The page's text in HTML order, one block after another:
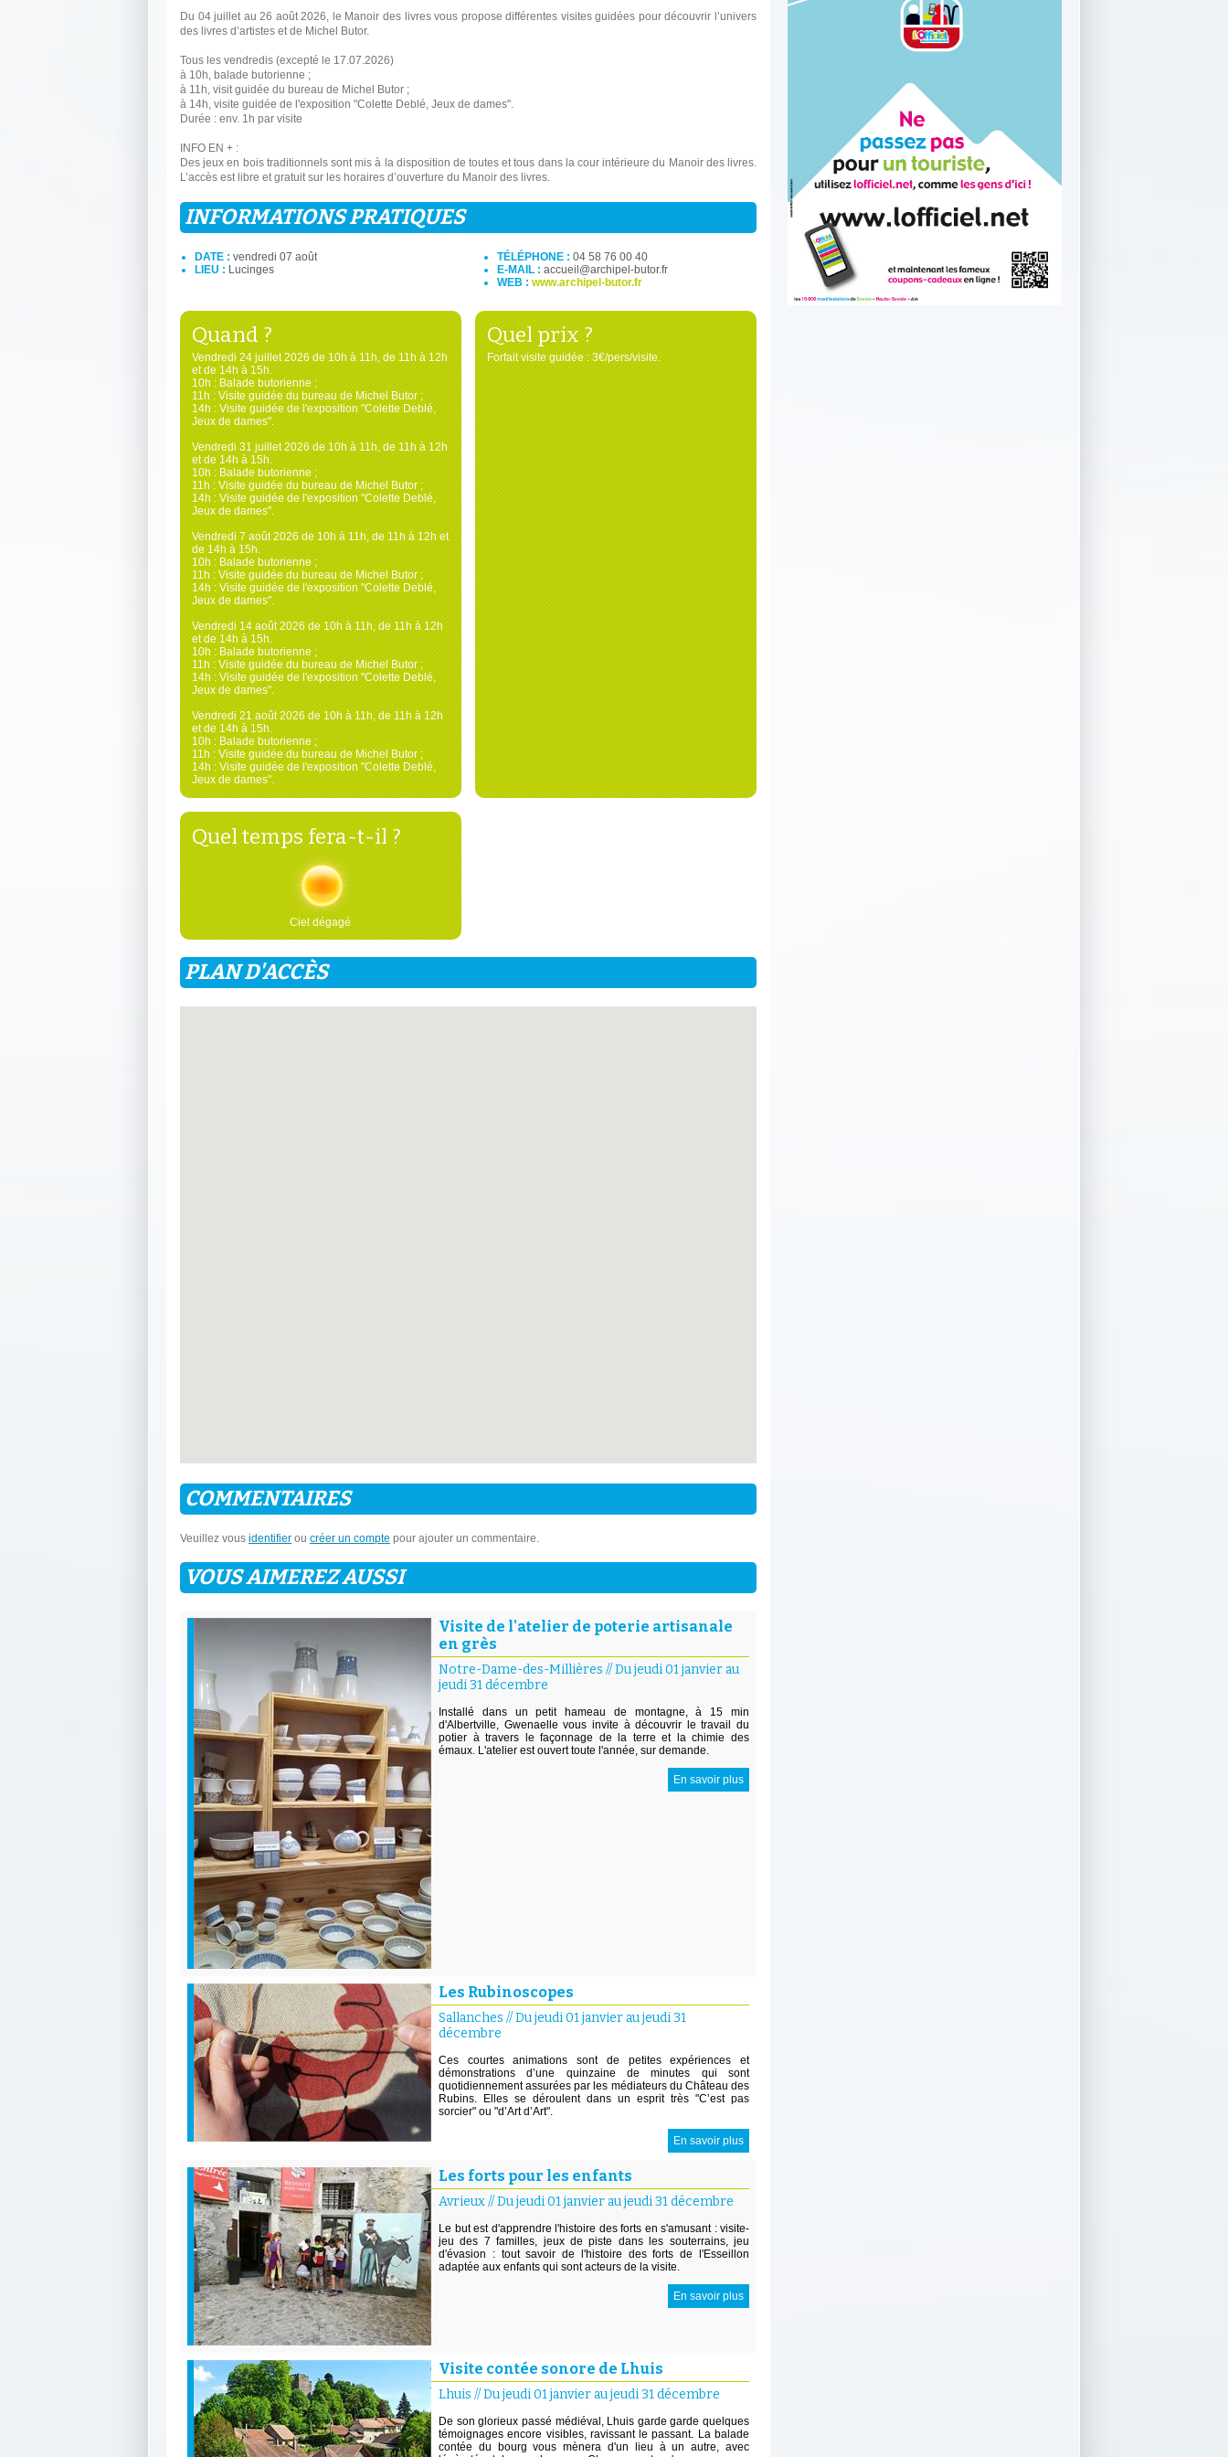
Du 04 juillet au 26 août 2026, le Manoir des livres vous propose différentes visites guidées pour découvrir l’univers
des livres d’artistes et de Michel Butor.
Tous les vendredis (excepté le 17.07.2026)
à 10h, balade butorienne ;
à 11h, visit guidée du bureau de Michel Butor ;
à 14h, visite guidée de l'exposition "Colette Deblé, Jeux de dames".
Durée : env. 1h par visite
INFO EN + :
Des jeux en bois traditionnels sont mis à la disposition de toutes et tous dans la cour intérieure du Manoir des livres.
L’accès est libre et gratuit sur les horaires d’ouverture du Manoir des livres.
INFORMATIONS PRATIQUES
DATE : vendredi 07 août
LIEU : Lucinges
TÉLÉPHONE : 04 58 76 00 40
E-MAIL : accueil@archipel-butor.fr
WEB : www.archipel-butor.fr
Quand ?
Vendredi 24 juillet 2026 de 10h à 11h, de 11h à 12h
et de 14h à 15h.
10h : Balade butorienne ;
11h : Visite guidée du bureau de Michel Butor ;
14h : Visite guidée de l'exposition "Colette Deblé,
Jeux de dames".
Vendredi 31 juillet 2026 de 10h à 11h, de 11h à 12h
et de 14h à 15h.
10h : Balade butorienne ;
11h : Visite guidée du bureau de Michel Butor ;
14h : Visite guidée de l'exposition "Colette Deblé,
Jeux de dames".
Vendredi 7 août 2026 de 10h à 11h, de 11h à 12h et
de 14h à 15h.
10h : Balade butorienne ;
11h : Visite guidée du bureau de Michel Butor ;
14h : Visite guidée de l'exposition "Colette Deblé,
Jeux de dames".
Vendredi 14 août 2026 de 10h à 11h, de 11h à 12h
et de 14h à 15h.
10h : Balade butorienne ;
11h : Visite guidée du bureau de Michel Butor ;
14h : Visite guidée de l'exposition "Colette Deblé,
Jeux de dames".
Vendredi 21 août 2026 de 10h à 11h, de 11h à 12h
et de 14h à 15h.
10h : Balade butorienne ;
11h : Visite guidée du bureau de Michel Butor ;
14h : Visite guidée de l'exposition "Colette Deblé,
Jeux de dames".
Quel prix ?
Forfait visite guidée : 3€/pers/visite.
Quel temps fera-t-il ?
Ciel dégagé
PLAN D'ACCÈS
COMMENTAIRES
Veuillez vous identifier ou créer un compte pour ajouter un commentaire.
VOUS AIMEREZ AUSSI
Visite de l'atelier de poterie artisanale
en grès
Notre-Dame-des-Millières //Du jeudi 01 janvier au
jeudi 31 décembre
Installé dans un petit hameau de montagne, à 15 min
d'Albertville, Gwenaelle vous invite à découvrir le travail du
potier à travers le façonnage de la terre et la chimie des
émaux. L'atelier est ouvert toute l'année, sur demande.
En savoir plus
Les Rubinoscopes
Sallanches //Du jeudi 01 janvier au jeudi 31
décembre
Ces courtes animations sont de petites expériences et
démonstrations d’une quinzaine de minutes qui sont
quotidiennement assurées par les médiateurs du Château des
Rubins. Elles se déroulent dans un esprit très "C’est pas
sorcier" ou "d’Art d’Art".
En savoir plus
Les forts pour les enfants
Avrieux//Du jeudi 01 janvier au jeudi 31 décembre
Le but est d'apprendre l'histoire des forts en s'amusant : visite-
jeu des 7 familles, jeux de piste dans les souterrains, jeu
d'évasion : tout savoir de l'histoire des forts de l'Esseillon
adaptée aux enfants qui sont acteurs de la visite.
En savoir plus
Visite contée sonore de Lhuis
Lhuis //Du jeudi 01 janvier au jeudi 31 décembre
De son glorieux passé médiéval, Lhuis garde garde quelques
témoignages encore visibles, ravissant le passant. La balade
contée du bourg vous mènera d'un lieu à un autre, avec